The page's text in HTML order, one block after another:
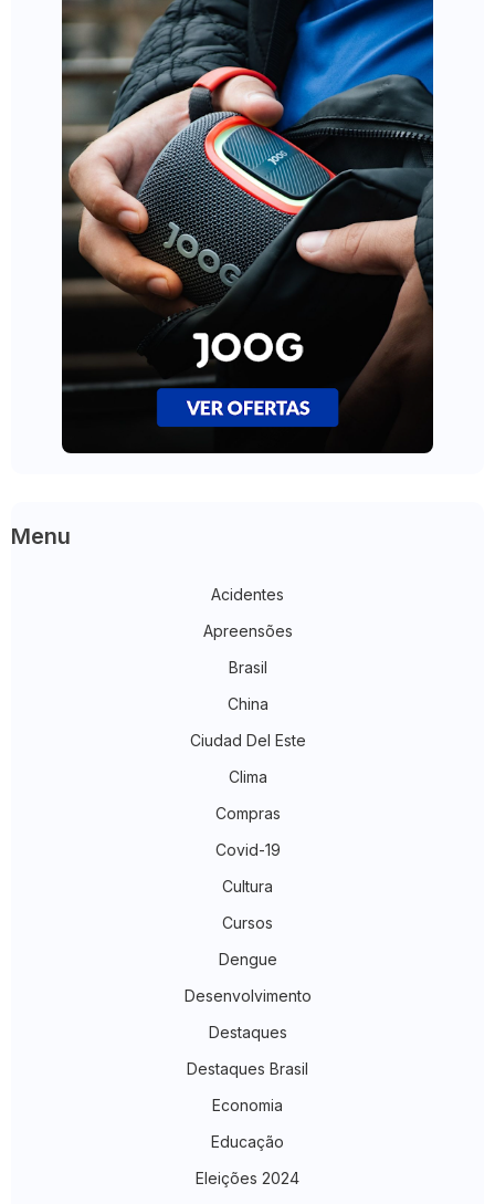
Menu
Acidentes
Apreensões
Brasil
China
Ciudad Del Este
Clima
Compras
Covid-19
Cultura
Cursos
Dengue
Desenvolvimento
Destaques
Destaques Brasil
Economia
Educação
Eleições 2024